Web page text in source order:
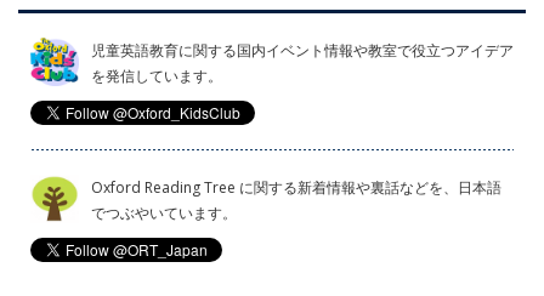
児童英語教育に関する国内イベント情報や教室で役立つアイデア
を発信しています。
Oxford Reading Tree に関する新着情報や裏話などを、日本語
でつぶやいています。